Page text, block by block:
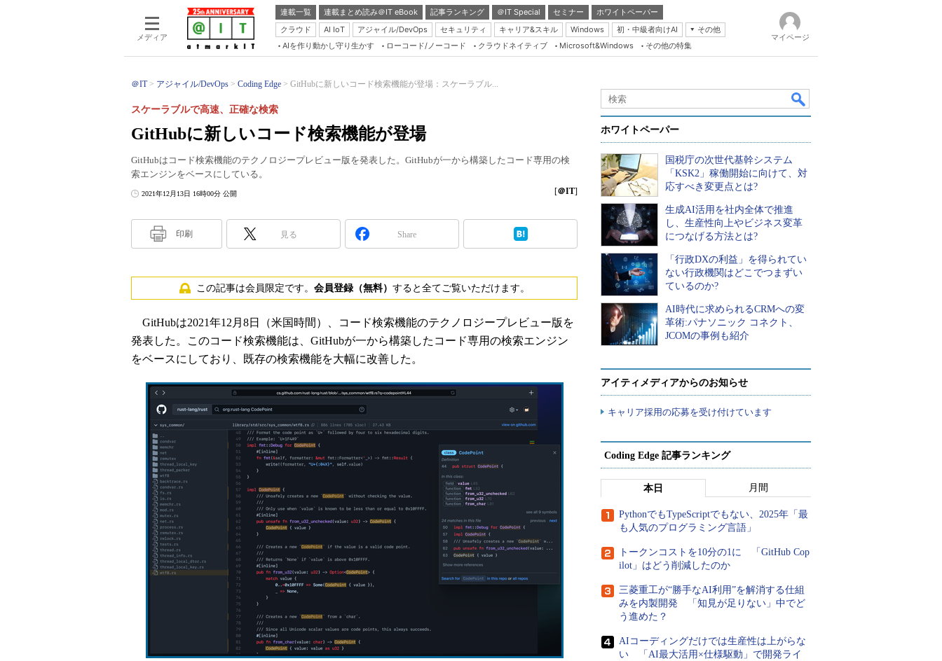
メディア
連載一覧 連載まとめ読み＠IT eBook 記事ランキング ＠IT Special セミナー
ホワイトペーパー
クラウド
AI IoT アジャイル/DevOps セキュリティ キャリア&スキル Windows 初・中級者向けAI
その他
Server & Storage
Database Expert
Linux ＆ OSS
Master of IP Network
Security & Trust
Insider.NET
ブログ
AIを作り動かし守り生かす ローコード/ノーコード クラウドネイティブ Microsoft&Windows その他の特集
マイページ
＠IT アジャイル/DevOps Coding Edge GitHubに新しいコード検索機能が登場：スケーラブル...
GitHubに新しいコード検索機能が登場
スケーラブルで高速、正確な検索
GitHubはコード検索機能のテクノロジープレビュー版を発表した。GitHubが一から構築したコード専用の検
索エンジンをベースにしている。
2021年12月13日 16時00分 公開 [＠IT]
印刷 見る Share
この記事は会員限定です。 会員登録（無料） すると全てご覧いただけます。
GitHubは2021年12月8日（米国時間）、コード検索機能のテクノロジープレビュー版を
発表した。このコード検索機能は、GitHubが一から構築したコード専用の検索エンジン
をベースにしており、既存の検索機能を大幅に改善した。
ホワイトペーパー
国税庁の次世代基幹システム
「KSK2」稼働開始に向けて、対
応すべき変更点とは?
生成AI活用を社内全体で推進
し、生産性向上やビジネス変革
につなげる方法とは?
「行政DXの利益」を得られてい
ない行政機関はどこでつまずい
ているのか?
AI時代に求められるCRMへの変
革術:パナソニック コネクト、
JCOMの事例も紹介
アイティメディアからのお知らせ
キャリア採用の応募を受け付けています
Coding Edge 記事ランキング
本日 月間
PythonでもTypeScriptでもない、2025年「最
も人気のプログラミング言語」
トークンコストを10分の1に 「GitHub Cop
ilot」はどう削減したのか
三菱重工が“勝手なAI利用”を解消する仕組
みを内製開発 「知見が足りない」中でど
う進めた？
AIコーディングだけでは生産性は上がらな
い 「AI最大活用×仕様駆動」で開発ライ